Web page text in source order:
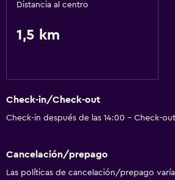
TV por cable o vía satélite
Comedor
Distancia al centro
1,5 km
Check-in/Check-out
Check-in después de las 14:00 - Check-
Cancelación/prepago
Las políticas de cancelación/prepago